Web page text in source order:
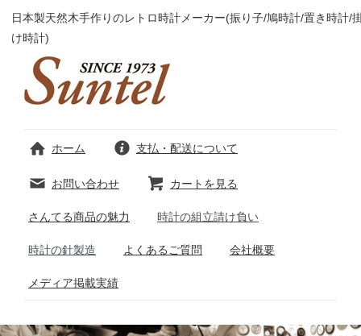
日本製天然木手作りのレトロ時計メーカー(振り子/鳩時計/置き時計/
け時計)
ホーム 支払・配送について
お問い合わせ カートを見る
さんてる商品の魅力 時計の組立請け負い
時計の針製造 よくあるご質問 会社概要
メディア掲載実績